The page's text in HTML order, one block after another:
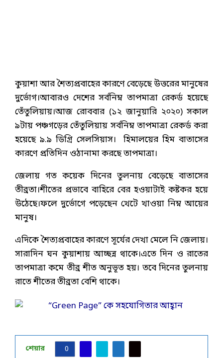
কুয়াশা আর শৈত্যপ্রবাহের কারণে বেড়েছে উত্তরের মানুষের
দুর্ভোগ।আবারও দেশের সর্বনিম্ন তাপমাত্রা রেকর্ড হয়েছে
তেঁতুলিয়ায়।আজ রোববার (১২ জানুয়ারি ২০২০) সকাল
৯টায় পঞ্চগড়ের তেঁতুলিয়ায় সর্বনিম্ন তাপমাত্রা রেকর্ড করা
হয়েছে ৯.৯ ডিগ্রি সেলসিয়াস। হিমালয়ের হিম বাতাসের
কারণে প্রতিদিন ওঠানামা করছে তাপমাত্রা।
জেলায় গত কয়েক দিনের তুলনায় বেড়েছে বাতাসের
তীব্রতা।শীতের প্রভাবে বাহিরে বের হওয়াটাই কষ্টকর হয়ে
উঠেছে।ফলে দুর্ভোগে পড়েছেন খেটে খাওয়া নিম্ন আয়ের
মানুষ।
এদিকে শৈত্যপ্রবাহের কারণে সূর্যের দেখা মেলে নি জেলায়।
সারাদিন ঘন কুয়াশায় আচ্ছন্ন থাকে।এতে দিন ও রাতের
তাপমাত্রা কমে তীব্র শীত অনুভূত হয়। তবে দিনের তুলনায়
রাতে শীতের তীব্রতা বেশি থাকে।
শেয়ার 0